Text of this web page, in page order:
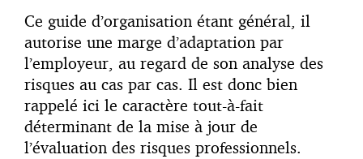
Ce guide d’organisation étant général, il
autorise une marge d’adaptation par
l’employeur, au regard de son analyse des
risques au cas par cas. Il est donc bien
rappelé ici le caractère tout-à-fait
déterminant de la mise à jour de
l’évaluation des risques professionnels.